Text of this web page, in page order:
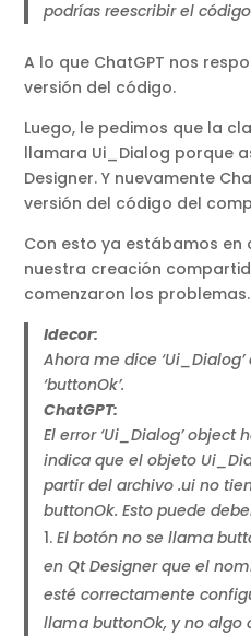
podrías reescribir el
A lo que ChatGPT nos
versión del código.
Luego, le pedimos que la
llamara Ui_Dialog porque
Designer. Y nuevamente
versión del código del
Con esto ya estábamos
nuestra creación
comenzaron los problemas.
Idecor:
Ahora me dice
‘buttonOk’.
ChatGPT:
El error ‘Ui_Dialog’ object
indica que el objeto
partir del archivo .ui no
buttonOk. Esto puede
El botón no se llama
en Qt Designer que el
esté correctamente
llama buttonOk, y no algo